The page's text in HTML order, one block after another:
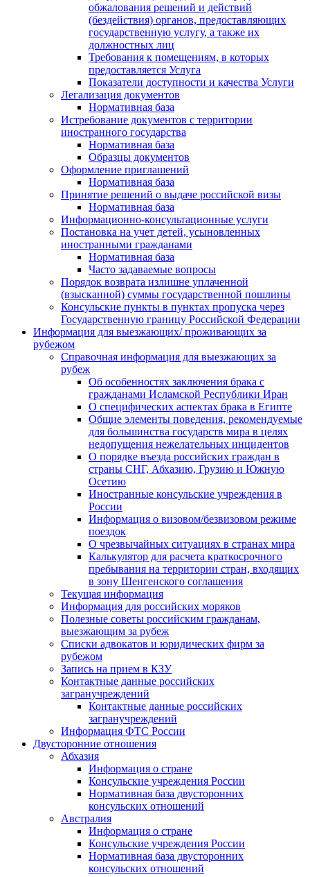
обжалования решений и действий
(бездействия) органов, предоставляющих
государственную услугу, а также их
должностных лиц
Требования к помещениям, в которых
предоставляется Услуга
Показатели доступности и качества Услуги
Легализация документов
Нормативная база
Истребование документов с территории
иностранного государства
Нормативная база
Образцы документов
Оформление приглашений
Нормативная база
Принятие решений о выдаче российской визы
Нормативная база
Информационно-консультационные услуги
Постановка на учет детей, усыновленных
иностранными гражданами
Нормативная база
Часто задаваемые вопросы
Порядок возврата излишне уплаченной
(взысканной) суммы государственной пошлины
Консульские пункты в пунктах пропуска через
Государственную границу Российской Федерации
Информация для выезжающих/ проживающих за
рубежом
Справочная информация для выезжающих за
рубеж
Об особенностях заключения брака с
гражданами Исламской Республики Иран
О специфических аспектах брака в Египте
Общие элементы поведения, рекомендуемые
для большинства государств мира в целях
недопущения нежелательных инцидентов
О порядке въезда российских граждан в
страны СНГ, Абхазию, Грузию и Южную
Осетию
Иностранные консульские учреждения в
России
Информация о визовом/безвизовом режиме
поездок
О чрезвычайных ситуациях в странах мира
Калькулятор для расчета краткосрочного
пребывания на территории стран, входящих
в зону Шенгенского соглашения
Текущая информация
Информация для российских моряков
Полезные советы российским гражданам,
выезжающим за рубеж
Списки адвокатов и юридических фирм за
рубежом
Запись на прием в КЗУ
Контактные данные российских
загранучреждений
Контактные данные российских
загранучреждений
Информация ФТС России
Двусторонние отношения
Абхазия
Информация о стране
Консульские учреждения России
Нормативная база двусторонних
консульских отношений
Австралия
Информация о стране
Консульские учреждения России
Нормативная база двусторонних
консульских отношений